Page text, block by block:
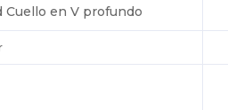
Cuello en V profundo